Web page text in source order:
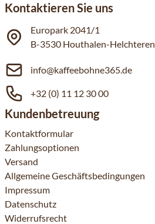
Kontaktieren Sie uns
Europark 2041/1
B-3530 Houthalen-Helchteren
info@kaffeebohne365.de
+32 (0) 11 12 30 00
Kundenbetreuung
Kontaktformular
Zahlungsoptionen
Versand
Allgemeine Geschäftsbedingungen
Impressum
Datenschutz
Widerrufsrecht